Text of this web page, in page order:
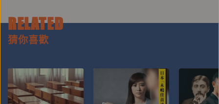
RELATED
猜你喜歡